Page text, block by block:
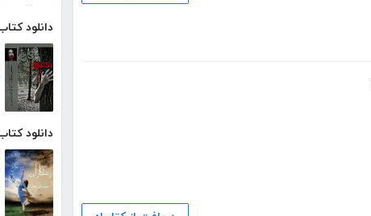
دانلود
دانلود